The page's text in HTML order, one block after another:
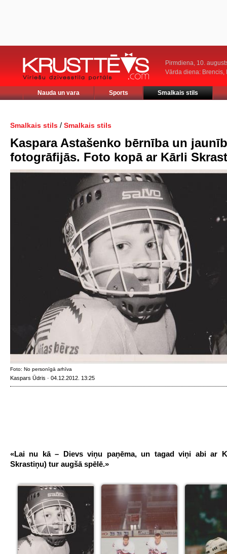
Pirmdiena, 10.
Vārda diena: Brencis,
Nauda un vara Sports Smalkais stils
Smalkais stils / Smalkais stils
Kaspara Astašenko bērnība un
fotogrāfijās. Foto kopā ar Kārli
Foto: No personīgā arhīva
Kaspars Ūdris · 04.12.2012. 13:25
«Lai nu kā – Dievs viņu paņēma, un tagad viņi abi ar
Skrastiņu) tur augšā spēlē.»